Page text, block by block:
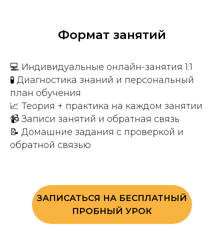
Формат занятий
💻 Индивидуальные онлайн-занятия 1:1
🧪 Диагностика знаний и персональный
план обучения
📈 Теория + практика на каждом занятии
📹 Записи занятий и обратная связь
📝 Домашние задания с проверкой и
обратной связью
ЗАПИСАТЬСЯ НА БЕСПЛАТНЫЙ
ПРОБНЫЙ УРОК